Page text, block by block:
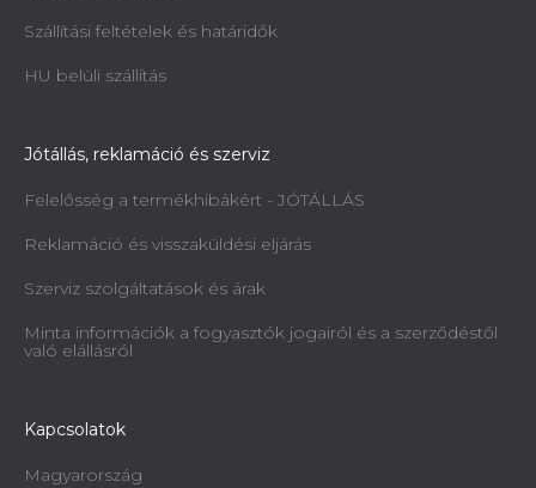
881 677 Ft
Szállítási feltételek és határidők
HU belüli szállítás
Jótállás, reklamáció és szerviz
Felelősség a termékhibákért - JÓTÁLLÁS
Reklamáció és visszaküldési eljárás
Szerviz szolgáltatások és árak
Minta információk a fogyasztók jogairól és a szerződéstől
való elállásról
Kapcsolatok
Magyarország